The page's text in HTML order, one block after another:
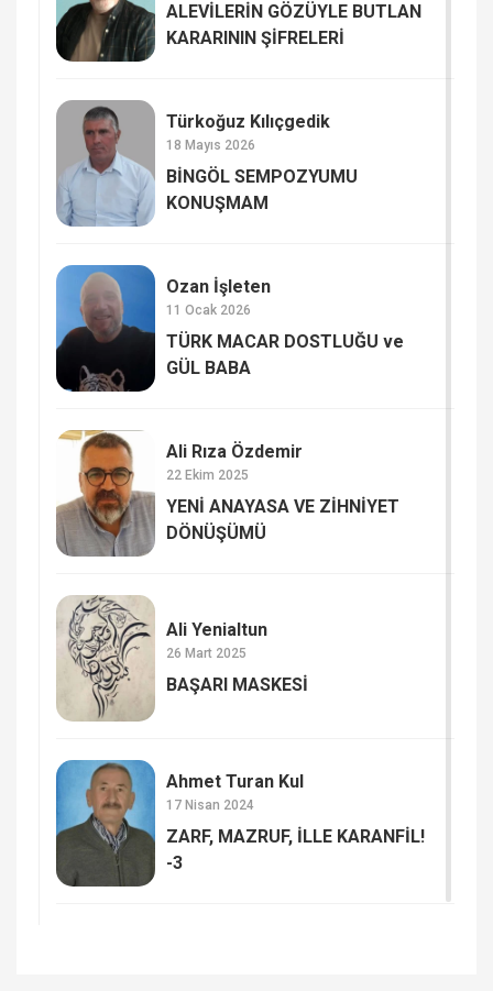
ALEVİLERİN GÖZÜYLE BUTLAN
KARARININ ŞİFRELERİ
Türkoğuz Kılıçgedik
18 Mayıs 2026
BİNGÖL SEMPOZYUMU
KONUŞMAM
Ozan İşleten
11 Ocak 2026
TÜRK MACAR DOSTLUĞU ve
GÜL BABA
Ali Rıza Özdemir
22 Ekim 2025
YENİ ANAYASA VE ZİHNİYET
DÖNÜŞÜMÜ
Ali Yenialtun
26 Mart 2025
BAŞARI MASKESİ
Ahmet Turan Kul
17 Nisan 2024
ZARF, MAZRUF, İLLE KARANFİL!
-3